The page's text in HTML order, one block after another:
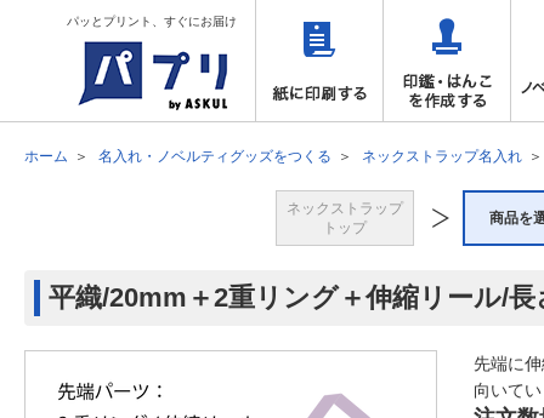
パッとプリント、すぐにお届け
ホーム 名入れ・ノベルティグッズをつくる ネックストラップ名入れ
ネックストラップ
トップ
商品を
平織/20mm＋2重リング＋伸縮リール/
先端に
向いて